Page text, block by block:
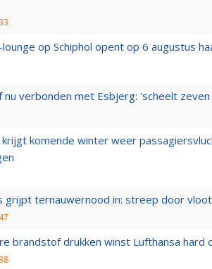
op Schiphol opent op 6 augustus
nu verbonden met Esbjerg: 'scheelt
krijgt komende winter weer
grijpt ternauwernood in: streep door
brandstof drukken winst Lufthansa hard